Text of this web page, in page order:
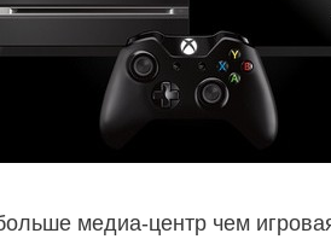
медиа-центр чем